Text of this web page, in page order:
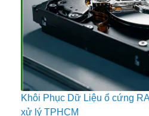
Khôi Phục Dữ Liệu ổ cứng
xử lý TPHCM